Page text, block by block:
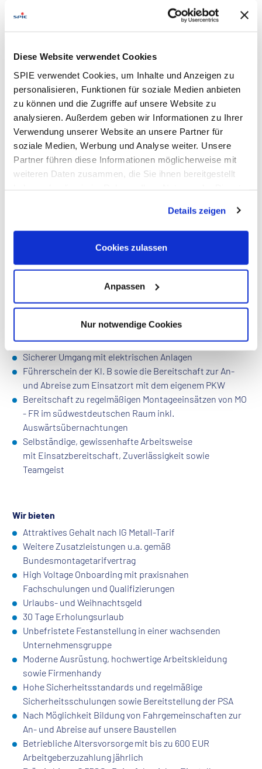
Diese Website verwendet Cookies
SPIE verwendet Cookies, um Inhalte und Anzeigen zu
personalisieren, Funktionen für soziale Medien anbieten
zu können und die Zugriffe auf unsere Website zu
analysieren. Außerdem geben wir Informationen zu Ihrer
Verwendung unserer Website an unsere Partner für
soziale Medien, Werbung und Analyse weiter. Unsere
Partner führen diese Informationen möglicherweise mit
weiteren Daten zusammen, die Sie ihnen bereitgestellt
Verarbeitung Ihrer Daten in den USA ein. Alle weiteren
Informationen zu Cookies finden Sie in unseren
Datenschutzhinweisen.
Details zeigen
Cookies zulassen
Anpassen
Nur notwendige Cookies
Einsatzort: Weinheim bei Mannheim
Kennziffer: 2025-2383
Aufgaben
Montagetätigkeiten von Geräten und Anlagen im Nieder-,
Mittel- und Hochspannungsbereich auf Basis von
Planunterlagen
Unterstützung bei Anschluss- und Inbetriebnahme von
Hochspannungsgeräten der Primärtechnik
Durchführung von Kabelverlegearbeiten (Leistungs- und
Gleichrichtern, Batterieanlagen und Nebenanlagen
Abgeschlossene elektrotechnische Ausbildung z.B. als
Elektroanlagenmonteur m/w/d oder eine vergleichbare
Qualifikation
Sicherer Umgang mit elektrischen Anlagen
Führerschein der Kl. B sowie die Bereitschaft zur An-
und Abreise zum Einsatzort mit dem eigenem PKW
Bereitschaft zu regelmäßigen Montageeinsätzen von MO
- FR im südwestdeutschen Raum inkl.
Auswärtsübernachtungen
Selbständige, gewissenhafte Arbeitsweise
mit Einsatzbereitschaft, Zuverlässigkeit sowie
Teamgeist
Wir bieten
Attraktives Gehalt nach IG Metall-Tarif
Weitere Zusatzleistungen u.a. gemäß
Bundesmontagetarifvertrag
High Voltage Onboarding mit praxisnahen
Fachschulungen und Qualifizierungen
Urlaubs- und Weihnachtsgeld
30 Tage Erholungsurlaub
Unbefristete Festanstellung in einer wachsenden
Unternehmensgruppe
Moderne Ausrüstung, hochwertige Arbeitskleidung
sowie Firmenhandy
Hohe Sicherheitsstandards und regelmäßige
Sicherheitsschulungen sowie Bereitstellung der PSA
Nach Möglichkeit Bildung von Fahrgemeinschaften zur
An- und Abreise auf unsere Baustellen
Betriebliche Altersvorsorge mit bis zu 600 EUR
Arbeitgeberzuzahlung jährlich